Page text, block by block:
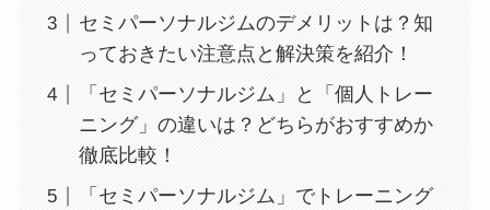
セミパーソナルジムのデメリットは？知
っておきたい注意点と解決策を紹介！
「セミパーソナルジム」と「個人トレー
ニング」の違いは？どちらがおすすめか
徹底比較！
「セミパーソナルジム」でトレーニング